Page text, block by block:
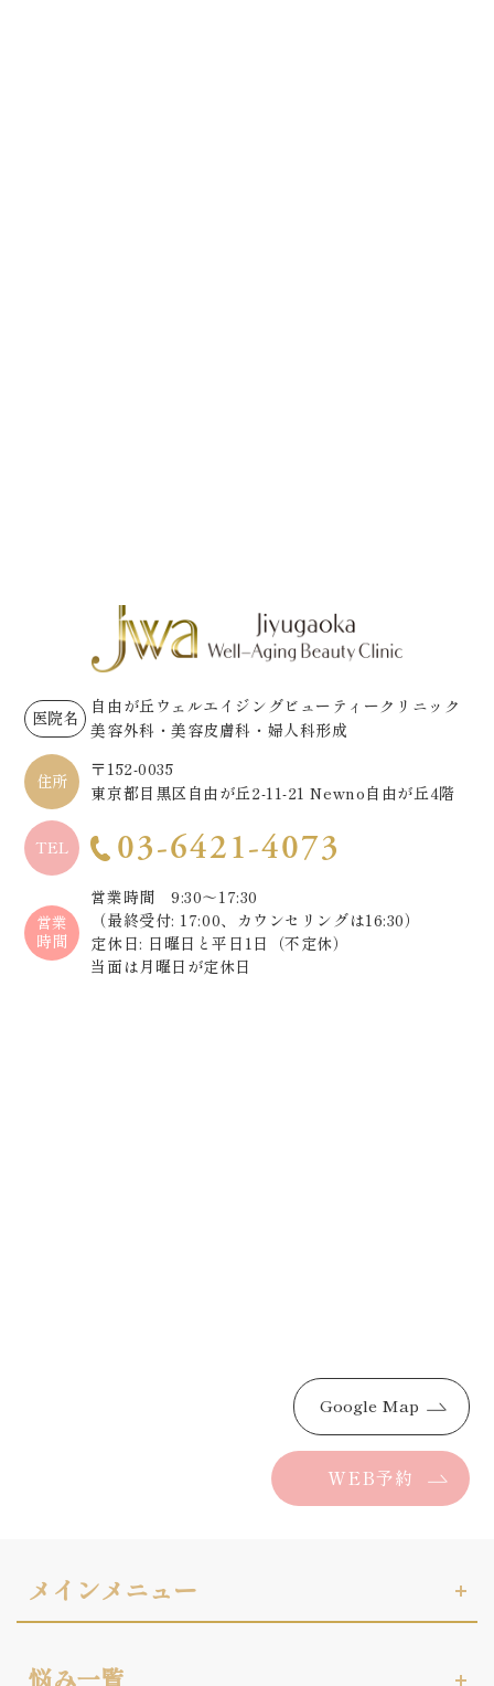
医院名
自由が丘ウェルエイジングビューティークリニック
美容外科・美容皮膚科・婦人科形成
住所
〒152-0035
東京都目黒区自由が丘2-11-21 Newno自由が丘4階
TEL 03-6421-4073
営業
時間
営業時間 9:30～17:30
（最終受付: 17:00、カウンセリングは16:30）
定休日: 日曜日と平日1日（不定休）
当面は月曜日が定休日
Google Map
WEB予約
メインメニュー
悩み一覧